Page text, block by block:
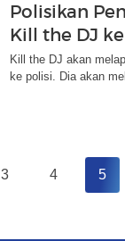
Polisikan
Kill the DJ
Kill the DJ akan
ke polisi. Dia akan
3 4 5